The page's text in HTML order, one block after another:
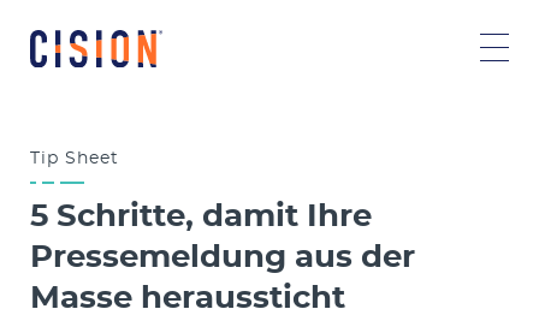
Tip Sheet
5 Schritte, damit Ihre
Pressemeldung aus der
Masse heraussticht